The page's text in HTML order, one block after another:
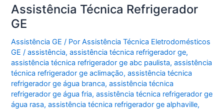
Assistência Técnica Refrigerador
GE
Assistência GE / PorAssistência Técnica Eletrodomésticos
GE/assistência,assistência técnica refrigerador ge,
assistência técnica refrigerador ge abc paulista,assistência
técnica refrigerador ge aclimação,assistência técnica
refrigerador ge água branca,assistência técnica
refrigerador ge água fria,assistência técnica refrigerador ge
água rasa,assistência técnica refrigerador ge alphaville,